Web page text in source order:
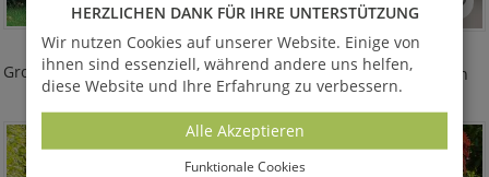
LEEDS CASTLE
Großer Pflanzkübel historisch XXL
1.341,00 €*
TORQUATUS
Großer Pflanzkübel modern
HERZLICHEN DANK FÜR IHRE UNTERSTÜTZUNG
Wir nutzen Cookies auf unserer Website. Einige von
ihnen sind essenziell, während andere uns helfen,
diese Website und Ihre Erfahrung zu verbessern.
Alle Akzeptieren
Funktionale Cookies